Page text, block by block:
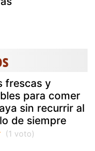
frescas y
para comer
sin recurrir al
de siempre